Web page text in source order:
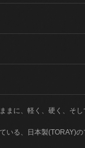
まに、軽く、硬く、そ
いる、日本製(TORAY)